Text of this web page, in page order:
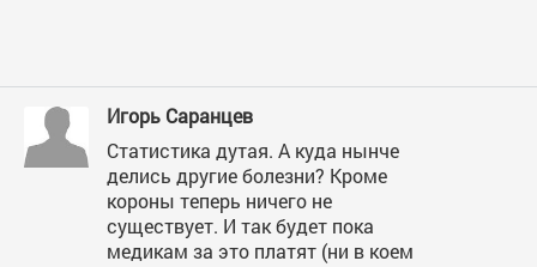
Игорь Саранцев
Статистика дутая. А куда нынче
делись другие болезни? Кроме
короны теперь ничего не
существует. И так будет пока
медикам за это платят (ни в коем